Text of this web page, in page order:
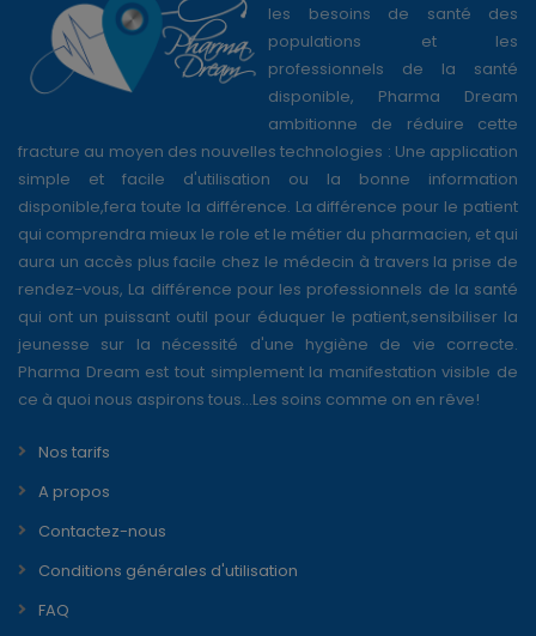
les besoins de santé des
populations et les
professionnels de la santé
disponible, Pharma Dream
ambitionne de réduire cette
fracture au moyen des nouvelles technologies : Une application
simple et facile d'utilisation ou la bonne information
disponible,fera toute la différence. La différence pour le patient
qui comprendra mieux le role et le métier du pharmacien, et qui
aura un accès plus facile chez le médecin à travers la prise de
rendez-vous, La différence pour les professionnels de la santé
qui ont un puissant outil pour éduquer le patient,sensibiliser la
jeunesse sur la nécessité d'une hygiène de vie correcte.
Pharma Dream est tout simplement la manifestation visible de
ce à quoi nous aspirons tous...Les soins comme on en rêve!
Nos tarifs
A propos
Contactez-nous
Conditions générales d'utilisation
FAQ